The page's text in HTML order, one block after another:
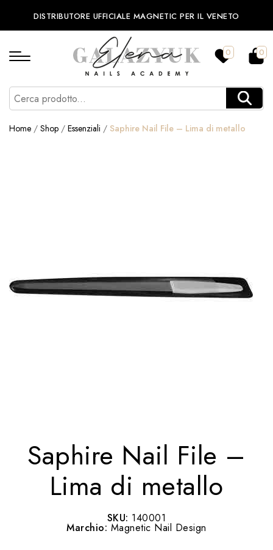
DISTRIBUTORE UFFICIALE MAGNETIC PER IL VENETO
0 0
Home / Shop / Essenziali / Saphire Nail File – Lima di metallo
Saphire Nail File –
Lima di metallo
SKU: 140001
Marchio: Magnetic Nail Design